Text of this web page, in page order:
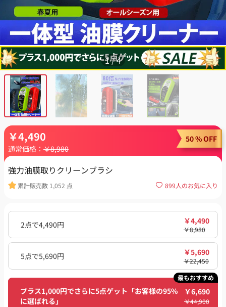
1/4
￥4,490
通常価格： ￥8,980
50 % OFF
強力油膜取りクリーンブラシ
累計販売数 1,052 点 899人のお気に入り
2点で4,490円 ￥8,980
￥4,490
5点で5,690円 ￥22,450
￥5,690
プラス1,000円でさらに5点ゲット「お客様の95%
に選ばれる」
￥44,900
￥6,690
最もおすすめ